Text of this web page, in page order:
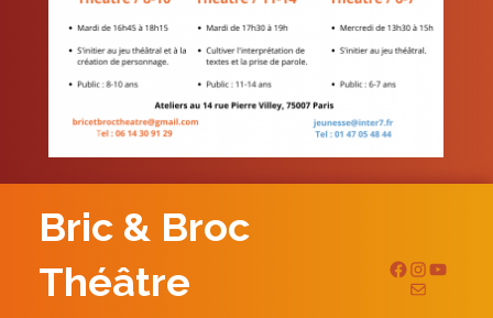
Bric & Broc
Théâtre
Page facebook
Instagram
YouTube
E-mail